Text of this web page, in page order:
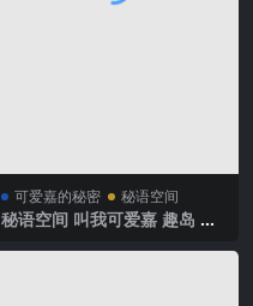
可爱嘉的秘密 秘语空间
秘语空间 叫我可爱嘉 趣岛 N
完整版